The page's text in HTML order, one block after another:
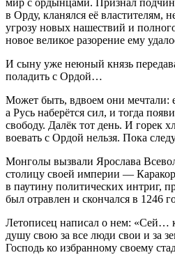
мир с ордынцами. Признал
в Орду, кланялся её властителям,
угрозу новых нашествий и
новое великое разорение ему
И сыну уже неюный князь
поладить с Ордой…
Может быть, вдвоем они мечтали:
а Русь наберётся сил, и тогда
свободу. Далёк тот день. И горек
воевать с Ордой нельзя. Пока
Монголы вызвали Ярослава
столицу своей империи —
в паутину политических интриг,
был отравлен и скончался в 1246
Летописец написал о нем: «Сей…
душу свою за все люди свои и за
Господь ко избранному своему